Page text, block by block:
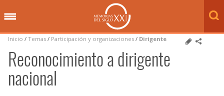
Inicio / Temas / Participación y organizaciones / Dirigente
Reconocimiento a dirigente
nacional